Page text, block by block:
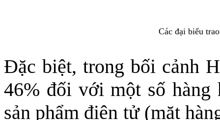
Các đại biểu
Đặc biệt, trong bối cảnh
46% đối với một số hàng
sản phẩm điện tử (mặt